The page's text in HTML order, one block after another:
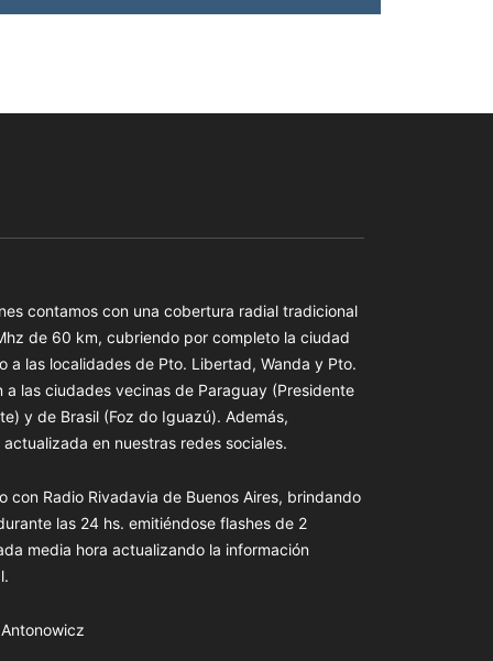
contamos con una cobertura radial tradicional
de 60 km, cubriendo por completo la ciudad
a las localidades de Pto. Libertad, Wanda y Pto.
a las ciudades vecinas de Paraguay (Presidente
y de Brasil (Foz do Iguazú). Además,
en nuestras redes sociales.
con Radio Rivadavia de Buenos Aires, brindando
las 24 hs. emitiéndose flashes de 2
media hora actualizando la información